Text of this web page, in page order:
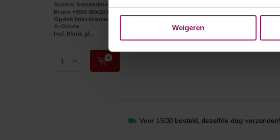
Weigeren
Austria binnendeur Sense
Brave H803 88x231,5
Opdek linksdraaiend
A-Grade
Incl. Blank gl...
Voor 15:00 besteld, dezelfde dag verzonden!